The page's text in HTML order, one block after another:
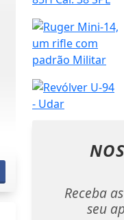
Receba
seu